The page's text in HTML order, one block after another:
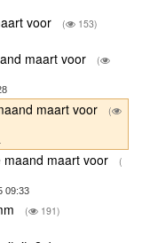
voor ( 153)
maart voor
(
maart voor
(
maand maart voor
(
09:33
( 191)